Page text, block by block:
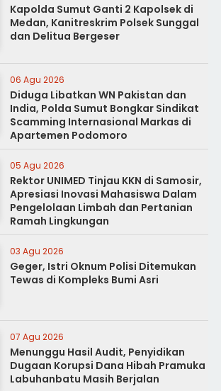
Kapolda Sumut Ganti 2 Kapolsek di
Medan, Kanitreskrim Polsek Sunggal
dan Delitua Bergeser
06 Agu 2026
Diduga Libatkan WN Pakistan dan
India, Polda Sumut Bongkar Sindikat
Scamming Internasional Markas di
Apartemen Podomoro
05 Agu 2026
Rektor UNIMED Tinjau KKN di Samosir,
Apresiasi Inovasi Mahasiswa Dalam
Pengelolaan Limbah dan Pertanian
Ramah Lingkungan
03 Agu 2026
Geger, Istri Oknum Polisi Ditemukan
Tewas di Kompleks Bumi Asri
07 Agu 2026
Menunggu Hasil Audit, Penyidikan
Dugaan Korupsi Dana Hibah Pramuka
Labuhanbatu Masih Berjalan